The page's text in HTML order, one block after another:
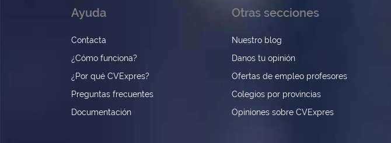
Ayuda
Contacta
¿Cómo funciona?
¿Por qué CVExpres?
Preguntas frecuentes
Documentación
Otras secciones
Nuestro blog
Danos tu opinión
Ofertas de empleo profesores
Colegios por provincias
Opiniones sobre CVExpres